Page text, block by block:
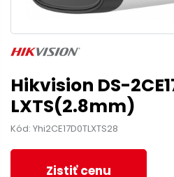
Hikvision DS-
LXTS(2.8mm)
Kód: Yhi2CE17D0TLXTS28
Zistiť cenu